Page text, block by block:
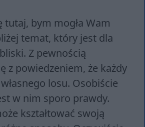
tutaj, bym mogła Wam
temat, który jest dla
Z pewnością
z powiedzeniem, że każdy
losu. Osobiście
w nim sporo prawdy.
kształtować swoją